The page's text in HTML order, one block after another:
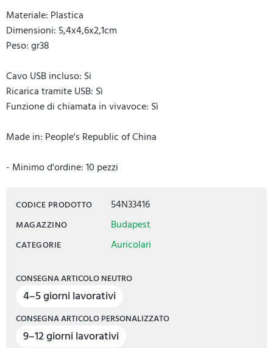
Materiale: Plastica
Dimensioni: 5,4x4,6x2,1cm
Peso: gr38
Cavo USB incluso: Si
Ricarica tramite USB: Sì
Funzione di chiamata in vivavoce: Sì
Made in: People's Republic of China
- Minimo d'ordine: 10 pezzi
CODICE PRODOTTO 54N33416
MAGAZZINO Budapest
CATEGORIE Auricolari
CONSEGNA ARTICOLO NEUTRO
4–5 giorni lavorativi
CONSEGNA ARTICOLO PERSONALIZZATO
9–12 giorni lavorativi